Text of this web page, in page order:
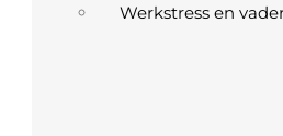
Werkstress en